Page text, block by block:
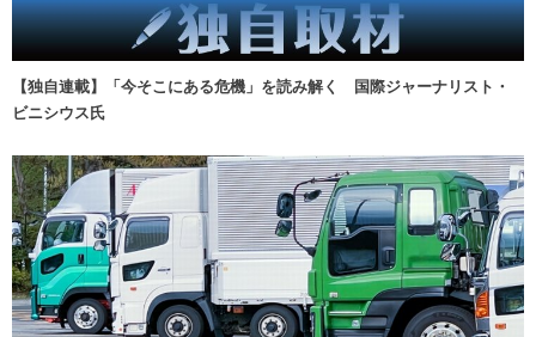
【独自連載】「今そこにある危機」を読み解く 国際ジャーナリスト・
ビニシウス氏